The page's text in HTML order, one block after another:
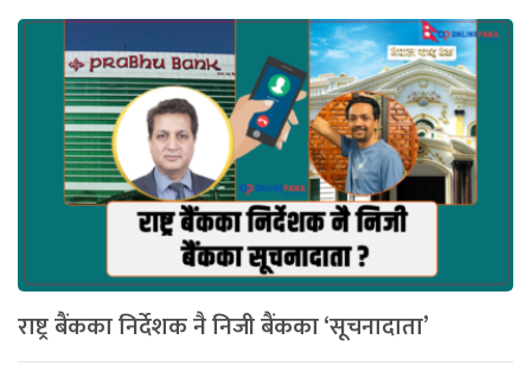
राष्ट्र बैंकका निर्देशक नै निजी बैंकका ‘सूचनादाता’